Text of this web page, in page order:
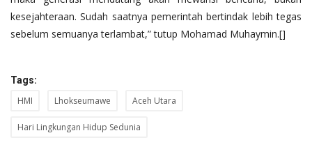
kesejahteraan. Sudah saatnya pemerintah bertindak lebih tegas
sebelum semuanya terlambat,” tutup Mohamad Muhaymin.[]
Tags:
HMI Lhokseumawe Aceh Utara
Hari Lingkungan Hidup Sedunia